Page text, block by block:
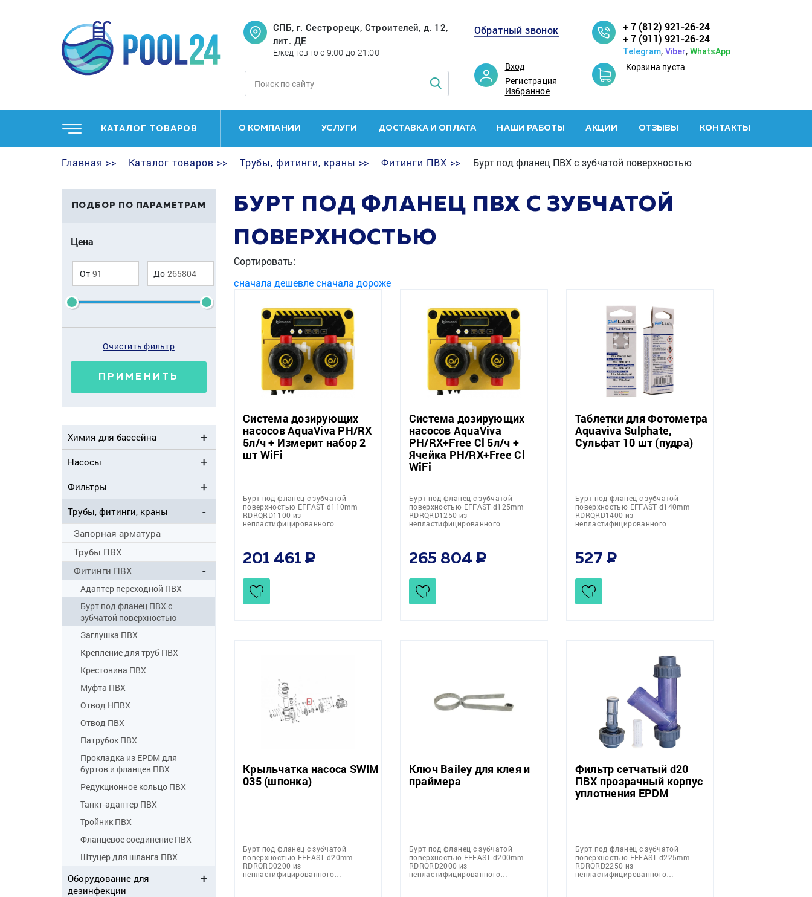
СПБ, г. Сестрорецк, Строителей, д. 12,
лит. ДЕ
Ежедневно с 9:00 до 21:00
Обратный звонок
Вход
Регистрация
Избранное
+ 7 (812) 921-26-24
+ 7 (911) 921-26-24
Telegram, Viber, WhatsApp
Корзина пуста
КАТАЛОГ ТОВАРОВ О КОМПАНИИ УСЛУГИ ДОСТАВКА И ОПЛАТА НАШИ РАБОТЫ АКЦИИ ОТЗЫВЫ КОНТАКТЫ
Главная >> Каталог товаров >> Трубы, фитинги, краны >> Фитинги ПВХ >> Бурт под фланец ПВХ с зубчатой поверхностью
ПОДБОР ПО ПАРАМЕТРАМ
Цена
От До
Очистить фильтр
ПРИМЕНИТЬ
Химия для бассейна
Насосы
Фильтры
Трубы, фитинги, краны
Запорная арматура
Трубы ПВХ
Фитинги ПВХ
Адаптер переходной ПВХ
Бурт под фланец ПВХ с
зубчатой поверхностью
Заглушка ПВХ
Крепление для труб ПВХ
Крестовина ПВХ
Муфта ПВХ
Отвод НПВХ
Отвод ПВХ
Патрубок ПВХ
Прокладка из EPDM для
буртов и фланцев ПВХ
Редукционное кольцо ПВХ
Танкт-адаптер ПВХ
Тройник ПВХ
Фланцевое соединение ПВХ
Штуцер для шланга ПВХ
Оборудование для
дезинфекции
БУРТ ПОД ФЛАНЕЦ ПВХ С ЗУБЧАТОЙ
ПОВЕРХНОСТЬЮ
Сортировать:
сначала дешевлесначала дороже
Система дозирующих
насосов AquaViva PH/RX
5л/ч + Измерит набор 2
шт WiFi
Бурт под фланец с зубчатой
поверхностью EFFAST d110mm
RDRQRD1100 из
непластифицированного…
201 461
Система дозирующих
насосов AquaViva
PH/RX+Free Cl 5л/ч +
Ячейка PH/RX+Free Cl
WiFi
Бурт под фланец с зубчатой
поверхностью EFFAST d125mm
RDRQRD1250 из
непластифицированного…
265 804
Таблетки для Фотометра
Aquaviva Sulphate,
Сульфат 10 шт (пудра)
Бурт под фланец с зубчатой
поверхностью EFFAST d140mm
RDRQRD1400 из
непластифицированного…
527
Крыльчатка насоса SWIM
035 (шпонка)
Бурт под фланец с зубчатой
поверхностью EFFAST d20mm
RDRQRD0200 из
непластифицированного…
Ключ Bailey для клея и
праймера
Бурт под фланец с зубчатой
поверхностью EFFAST d200mm
RDRQRD2000 из
непластифицированного…
Фильтр сетчатый d20
ПВХ прозрачный корпус
уплотнения EPDM
Бурт под фланец с зубчатой
поверхностью EFFAST d225mm
RDRQRD2250 из
непластифицированного…